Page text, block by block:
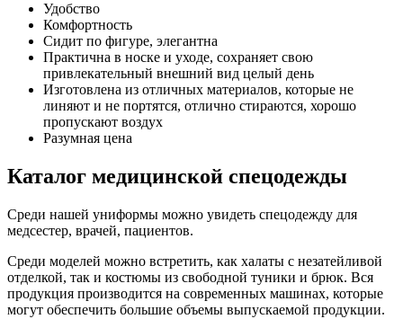
Удобство
Комфортность
Сидит по фигуре, элегантна
Практична в носке и уходе, сохраняет свою
привлекательный внешний вид целый день
Изготовлена из отличных материалов, которые не
линяют и не портятся, отлично стираются, хорошо
пропускают воздух
Разумная цена
Каталог медицинской спецодежды
Среди нашей униформы можно увидеть спецодежду для
медсестер, врачей, пациентов.
Среди моделей можно встретить, как халаты с незатейливой
отделкой, так и костюмы из свободной туники и брюк. Вся
продукция производится на современных машинах, которые
могут обеспечить большие объемы выпускаемой продукции.